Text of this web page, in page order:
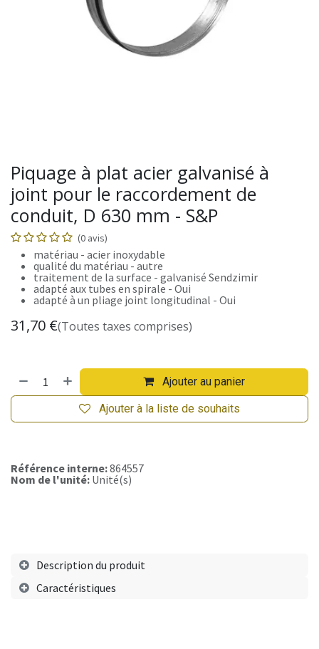
Piquage à plat acier galvanisé à
joint pour le raccordement de
conduit, D 630 mm - S&P
(0 avis)
matériau - acier inoxydable
qualité du matériau - autre
traitement de la surface - galvanisé Sendzimir
adapté aux tubes en spirale - Oui
adapté à un pliage joint longitudinal - Oui
31,70 €(Toutes taxes comprises)
Ajouter au panier
Ajouter à la liste de souhaits
Référence interne:864557
Nom de l'unité: Unité(s)
Description du produit
Caractéristiques